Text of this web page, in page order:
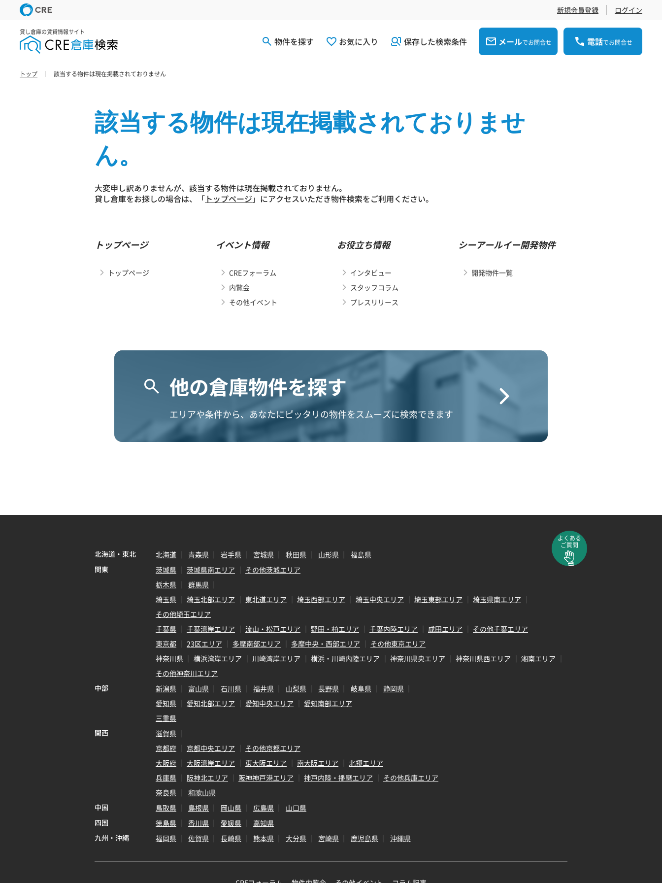
新規会員登録 ログイン
貸し倉庫の賃貸情報サイト
物件を探す お気に入り 保存した検索条件 メールでお問合せ 電話でお問合せ
トップ 該当する物件は現在掲載されておりません
該当する物件は現在掲載されておりませ
ん。
大変申し訳ありませんが、該当する物件は現在掲載されておりません。
貸し倉庫をお探しの場合は、「 トップページ 」にアクセスいただき物件検索をご利用ください。
トップページ
トップページ
イベント情報
CREフォーラム
内覧会
その他イベント
お役立ち情報
インタビュー
スタッフコラム
プレスリリース
シーアールイー開発物件
開発物件一覧
他の倉庫物件を探す
エリアや条件から、あなたにピッタリの物件をスムーズに検索できます
よくある
ご質問
北海道・東北 北海道 青森県 岩手県 宮城県 秋田県 山形県
福島県
関東
茨城県 茨城県南エリア
その他茨城エリア
栃木県
群馬県
埼玉県
埼玉北部エリア 東北道エリア 埼玉西部エリア 埼玉中央エリア 埼玉東部エリア
埼玉県南エリア
その他埼玉エリア
千葉県
千葉湾岸エリア 流山・松戸エリア 野田・柏エリア 千葉内陸エリア 成田エリア
その他千葉エリア
東京都
23区エリア 多摩南部エリア 多摩中央・西部エリア
その他東京エリア
神奈川県
横浜湾岸エリア 川崎湾岸エリア 横浜・川崎内陸エリア 神奈川県央エリア 神奈川県西エリア
湘南エリア
その他神奈川エリア
中部
新潟県 富山県 石川県 福井県 山梨県 長野県 岐阜県
静岡県
愛知県
愛知北部エリア 愛知中央エリア
愛知南部エリア
三重県
関西
滋賀県
京都府
京都中央エリア
その他京都エリア
大阪府
大阪湾岸エリア 東大阪エリア 南大阪エリア
北摂エリア
兵庫県
阪神北エリア 阪神神戸港エリア 神戸内陸・播磨エリア
その他兵庫エリア
奈良県
和歌山県
中国
鳥取県 島根県 岡山県 広島県
山口県
四国
徳島県 香川県 愛媛県
高知県
九州・沖縄
福岡県 佐賀県 長崎県 熊本県 大分県 宮崎県 鹿児島県 沖縄県